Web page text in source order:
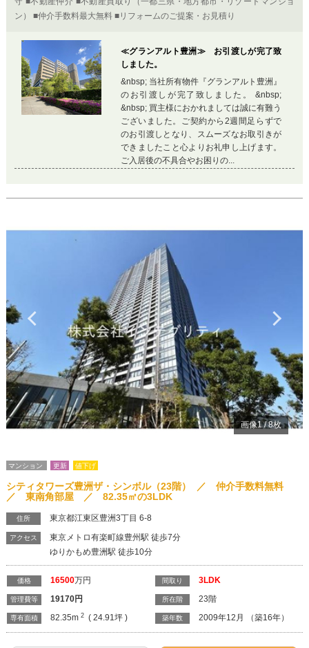
ン） ■仲介手数料最大無料 ■リフォームのご提案・お見積り
≪グランアルト豊洲≫ お引渡しが完了致
しました。
&nbsp; 当社所有物件『グランアルト豊洲』
のお引渡しが完了致しました。 &nbsp;
&nbsp; 買主様におかれましては誠に有難う
ございました。ご契約から2週間足らずで
のお引渡しとなり、スムーズなお取引きが
できましたこと心よりお礼申し上げます。
ご入居後の不具合やお困りの...
Previous
画像1/8枚
マンション 更新 値下げ
シティタワーズ豊洲ザ・シンボル（23階） ／ 仲介手数料無料
／ 東南角部屋 ／ 82.35㎡の3LDK
住所 東京都江東区豊洲3丁目 6-8
アクセス
東京メトロ有楽町線豊州駅 徒歩7分
ゆりかもめ豊洲駅 徒歩10分
価格 16500万円
管理費等 19170円
専有面積 82.35m2 ( 24.91坪 )
間取り 3LDK
所在階 23階
築年数 2009年12月 （築16年）